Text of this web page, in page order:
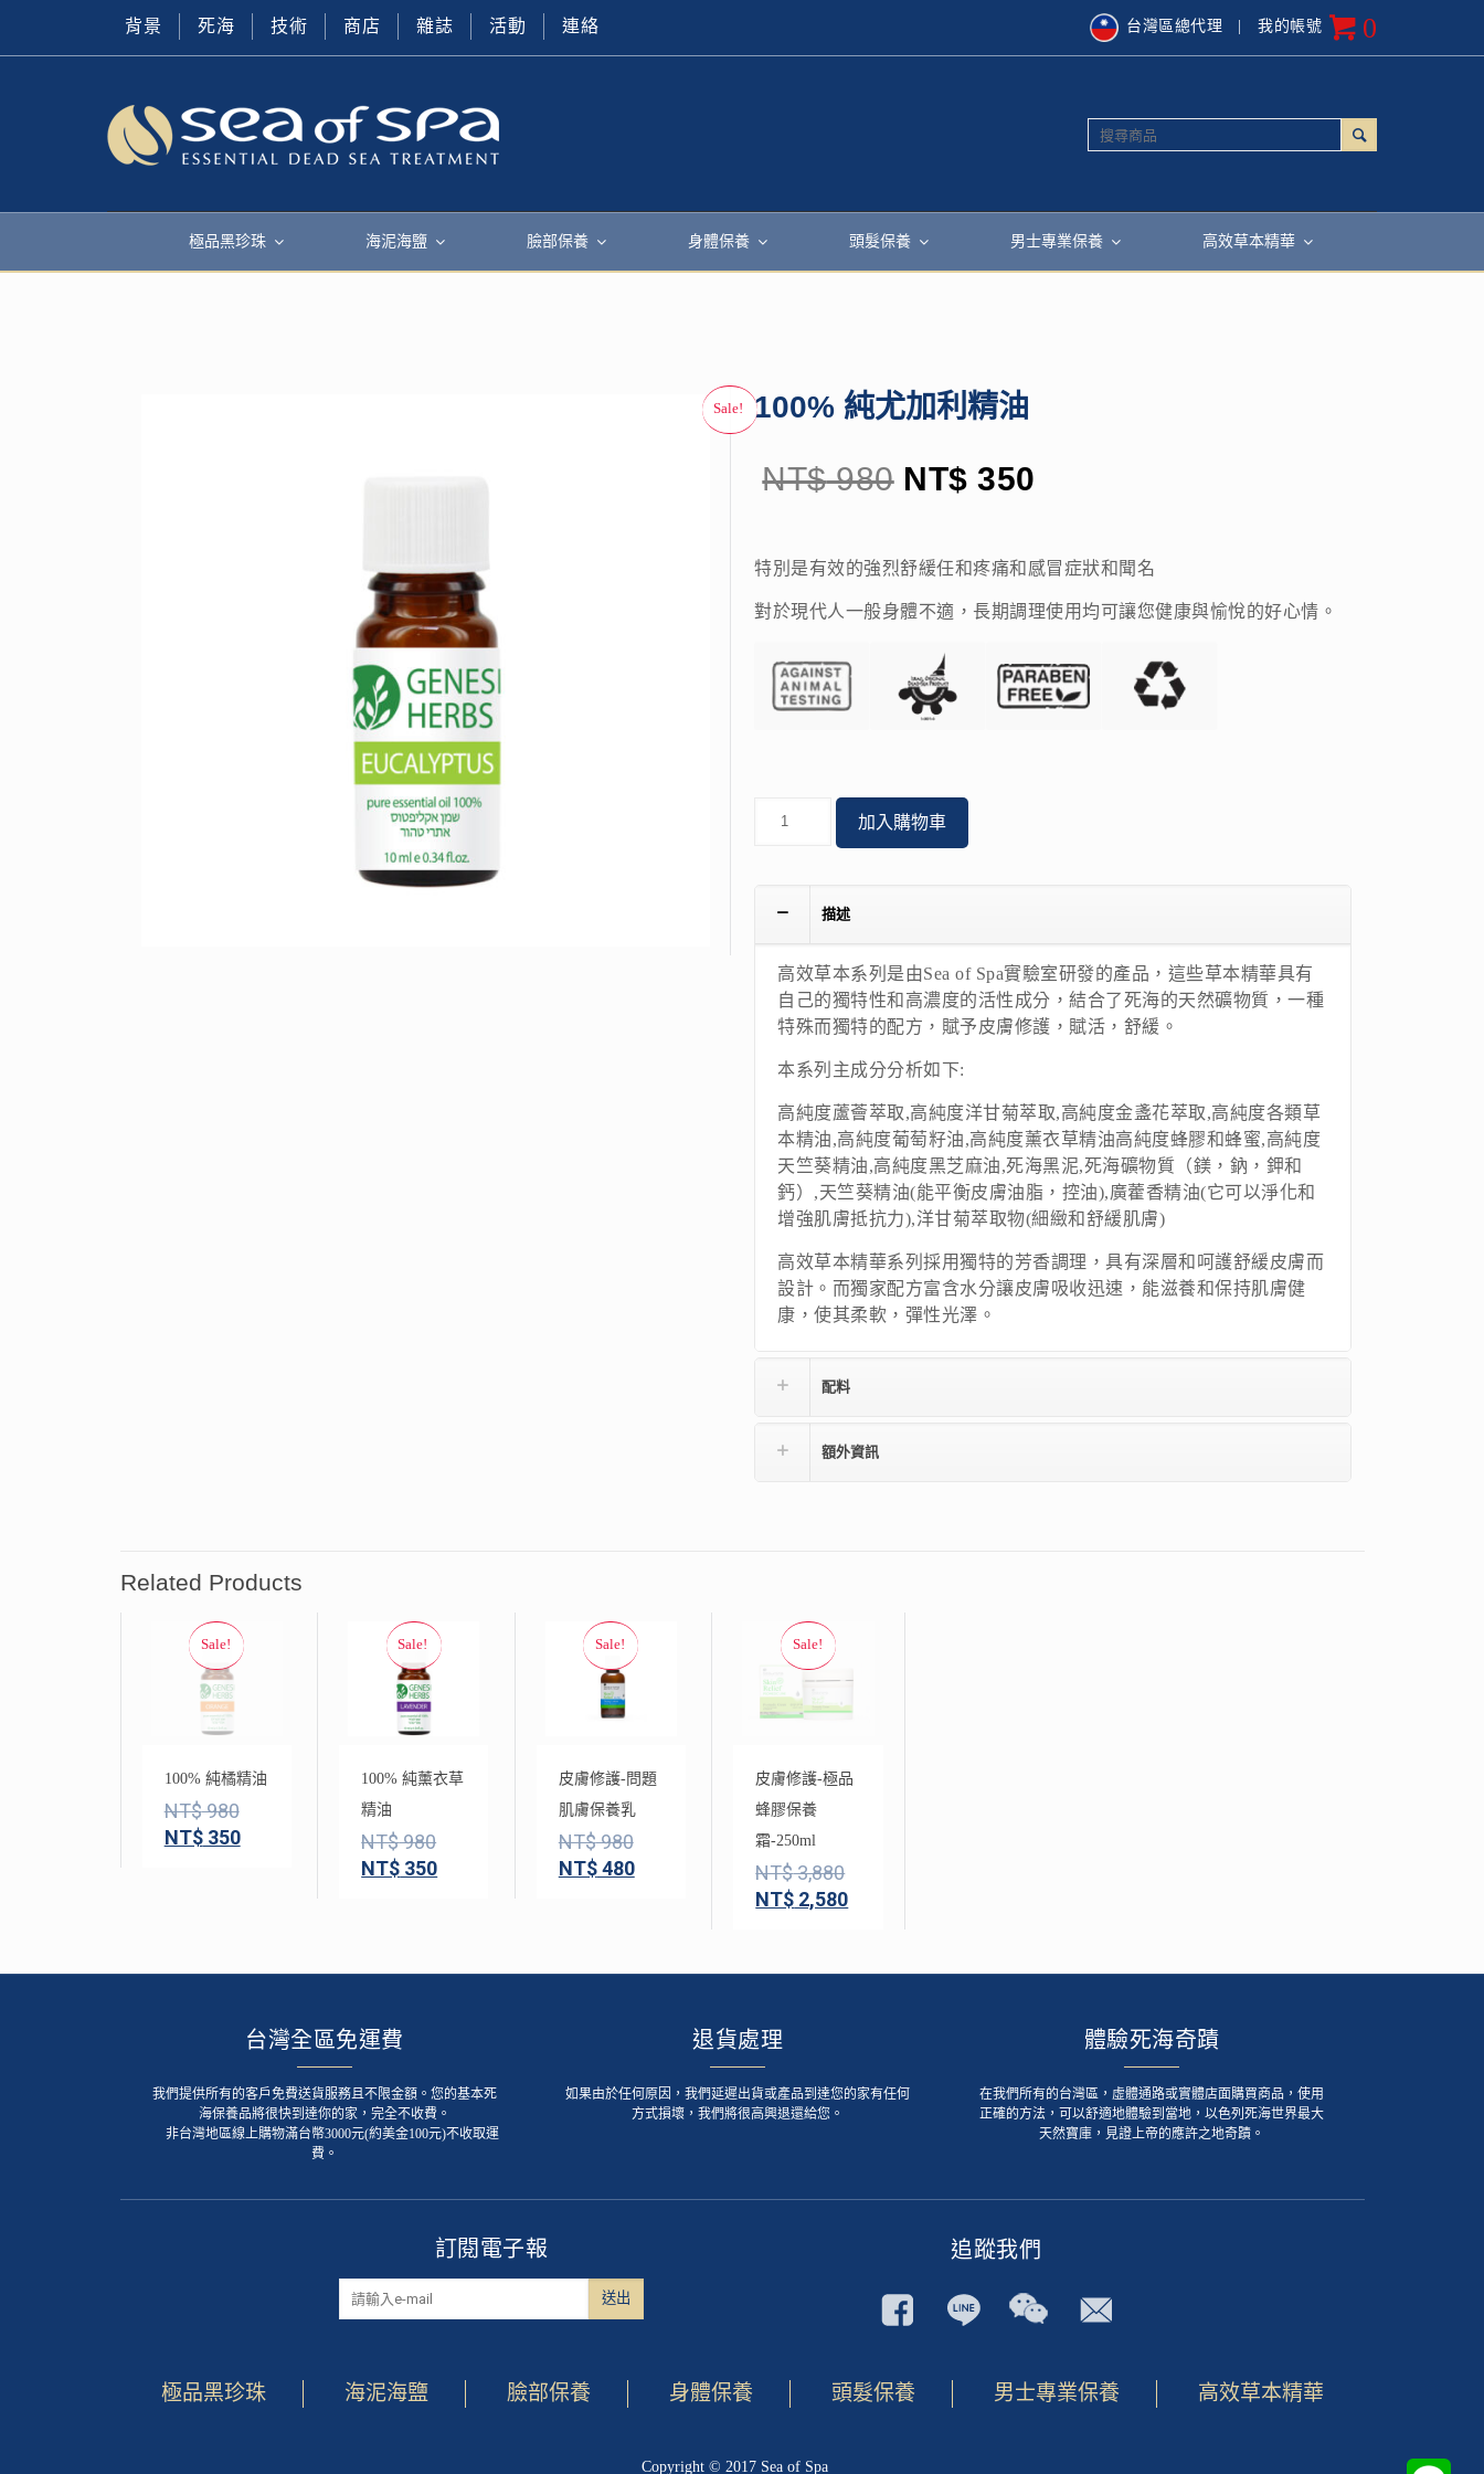
背景 死海 技術 商店 雜誌 活動 連絡 | 我的帳號 0
台灣區總代理
極品黑珍珠 海泥海鹽 臉部保養 身體保養 頭髮保養 男士專業保養 高效草本精華
100% 純尤加利精油
NT$980 NT$ 350
特別是有效的強烈舒緩任和疼痛和感冒症狀和聞名
對於現代人一般身體不適，長期調理使用均可讓您健康與愉悅的好心情。
加入購物車
描述
高效草本系列是由Sea of​​ Spa實驗室研發的產品，這些草本精華具有
自己的獨特性和高濃度的活性成分，結合了死海的天然礦物質，一種
特殊而獨特的配方，賦予皮膚修護，賦活，舒緩。
本系列主成分分析如下:
高純度蘆薈萃取,高純度洋甘菊萃取,高純度金盞花萃取,高純度各類草
本精油,高純度葡萄籽油,高純度薰衣草精油高純度蜂膠和蜂蜜,高純度
天竺葵精油,高純度黑芝麻油,死海黑泥,死海礦物質（鎂，鈉，鉀和
鈣）,天竺葵精油(能平衡皮膚油脂，控油),廣藿香精油(它可以淨化和
增強肌膚抵抗力),洋甘菊萃取物(細緻和舒緩肌膚)
高效草本精華系列採用獨特的芳香調理，具有深層和呵護舒緩皮膚而
設計。而獨家配方富含水分讓皮膚吸收迅速，能滋養和保持肌膚健
康，使其柔軟，彈性光澤。
配料
額外資訊
Related Products
100% 純橘精油
NT$980
NT$350
100% 純薰衣草
精油
NT$980
NT$ 350
皮膚修護-問題
肌膚保養乳
NT$980
NT$480
皮膚修護-極品
蜂膠保養
霜-250ml
NT$3,880
NT$ 2,580
台灣全區免運費
我們提供所有的客戶免費送貨服務且不限金額。您的基本死
海保養品將很快到達你的家，完全不收費。
非台灣地區線上購物滿台幣3000元(約美金100元)不收取運
費。
退貨處理
如果由於任何原因，我們延遲出貨或產品到達您的家有任何
方式損壞，我們將很高興退還給您。
體驗死海奇蹟
在我們所有的台灣區，虛體通路或實體店面購買商品，使用
正確的方法，可以舒適地體驗到當地，以色列死海世界最大
天然寶庫，見證上帝的應許之地奇蹟。
訂閱電子報 追蹤我們
極品黑珍珠 海泥海鹽 臉部保養 身體保養 頭髮保養 男士專業保養 高效草本精華
Copyright © 2017 Sea of Spa